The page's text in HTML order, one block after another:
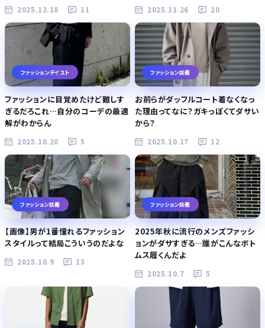
2025.12.18 11 2025.11.26 20
ファッションテイスト
ファッションに目覚めたけど難しす
ぎるだろこれ…自分のコーデの最適
解がわからん
2025.10.20 5
ファッション談義
お前らがダッフルコート着なくなっ
た理由ってなに？ガキっぽくてダサい
から？
2025.10.17 12
ファッション談義
【画像】男が1番憧れるファッション
スタイルって結局こういうのだよな
2025.10.9 13
ファッション談義
2025年秋に流行のメンズファッシ
ョンがダサすぎる…誰がこんなボト
ムス履くんだよ
2025.10.7 5